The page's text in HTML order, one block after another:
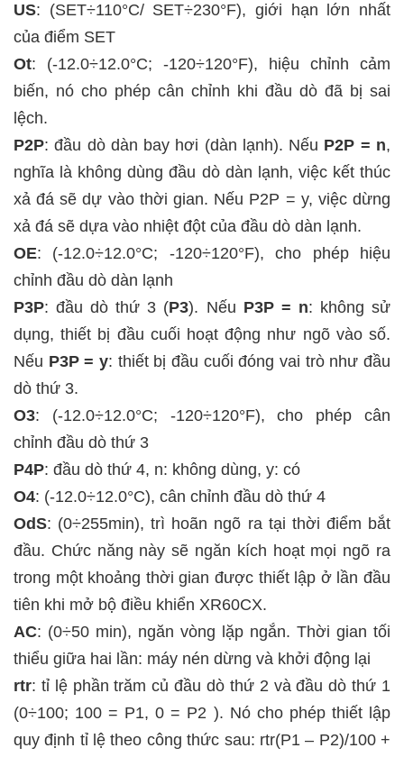
US: (SET÷110°C/ SET÷230°F), giới hạn lớn nhất
của điểm SET
Ot: (-12.0÷12.0°C; -120÷120°F), hiệu chỉnh cảm
biến, nó cho phép cân chỉnh khi đầu dò đã bị sai
lệch.
P2P: đầu dò dàn bay hơi (dàn lạnh). Nếu P2P = n,
nghĩa là không dùng đầu dò dàn lạnh, việc kết thúc
xả đá sẽ dự vào thời gian. Nếu P2P = y, việc dừng
xả đá sẽ dựa vào nhiệt đột của đầu dò dàn lạnh.
OE: (-12.0÷12.0°C; -120÷120°F), cho phép hiệu
chỉnh đầu dò dàn lạnh
P3P: đầu dò thứ 3 (P3). Nếu P3P = n: không sử
dụng, thiết bị đầu cuối hoạt động như ngõ vào số.
Nếu P3P = y: thiết bị đầu cuối đóng vai trò như đầu
dò thứ 3.
O3: (-12.0÷12.0°C; -120÷120°F), cho phép cân
chỉnh đầu dò thứ 3
P4P: đầu dò thứ 4, n: không dùng, y: có
O4: (-12.0÷12.0°C), cân chỉnh đầu dò thứ 4
OdS: (0÷255min),trì hoãn ngõ ra tại thời điểm bắt
đầu. Chức năng này sẽ ngăn kích hoạt mọi ngõ ra
trong một khoảng thời gian được thiết lập ở lần đầu
tiên khi mở bộ điều khiển XR60CX.
AC: (0÷50 min), ngăn vòng lặp ngắn. Thời gian tối
thiểu giữa hai lần: máy nén dừng và khởi động lại
rtr: tỉ lệ phần trăm củ đầu dò thứ 2 và đầu dò thứ 1
(0÷100; 100 = P1, 0 = P2 ). Nó cho phép thiết lập
quy định tỉ lệ theo công thức sau: rtr(P1 – P2)/100 +